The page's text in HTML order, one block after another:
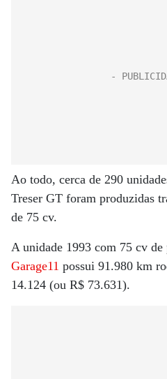
Ao todo, cerca de 290
Treser GT foram produzidas
de 75 cv.
A unidade 1993 com 75 cv de
Garage11 possui 91.980 km
14.124 (ou R$ 73.631).